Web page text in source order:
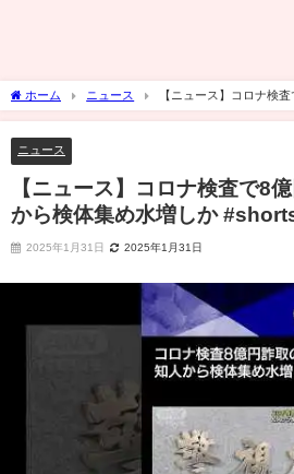
ホーム ニュース
【ニュース】コロナ検
集め水増しか #shorts
ニュース
【ニュース】コロナ検査で8
から検体集め水増しか
2025年1月31日 2025年1月31日